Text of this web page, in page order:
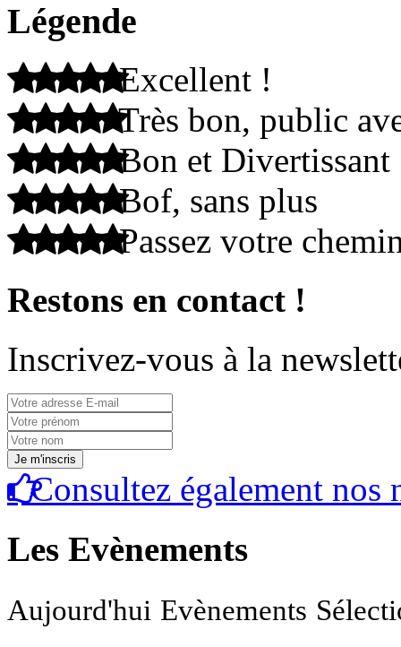
Légende
Excellent !
Très bon, public
Bon et Divertissant
Bof, sans plus
Passez votre
Restons en contact !
Inscrivez-vous à la
Consultez également nos
Les Evènements
Aujourd'hui Evènements